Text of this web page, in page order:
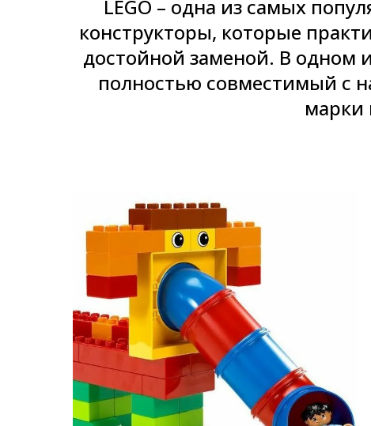
LEGO – одна из самых
конструкторы, которые
достойной заменой. В одном
полностью совместимый с
марки